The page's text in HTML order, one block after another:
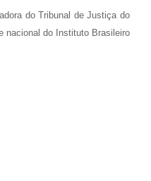
do Tribunal de Justiça do
nacional do Instituto Brasileiro